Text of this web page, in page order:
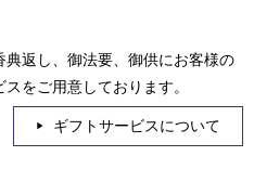
返し、御法要、御供にお客様の
をご用意しております。
ギフトサービスについて